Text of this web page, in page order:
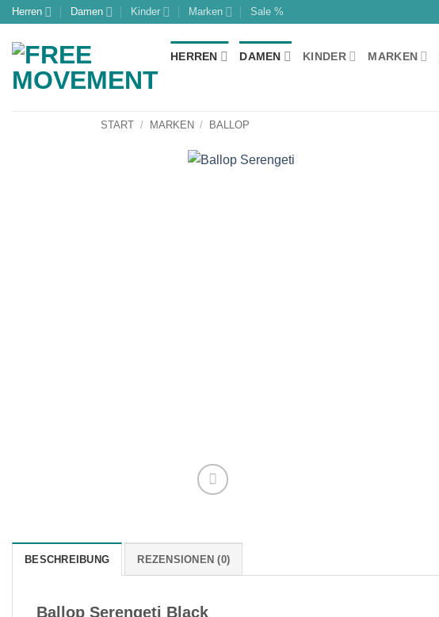
Zum
springen
Herren Damen Kinder Marken Sale %
HERREN DAMEN KINDER MARKEN
START / MARKEN / BALLOP
BESCHREIBUNG REZENSIONEN (0)
Ballop Serengeti Black